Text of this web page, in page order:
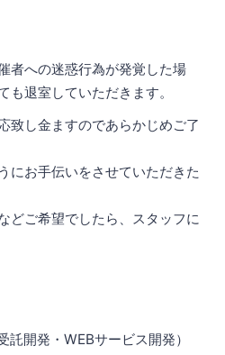
者への迷惑行為が発覚した場
退室していただきます。
致し金ますのであらかじめご了
にお手伝いをさせていただきた
どご希望でしたら、スタッフに
開発・WEBサービス開発）